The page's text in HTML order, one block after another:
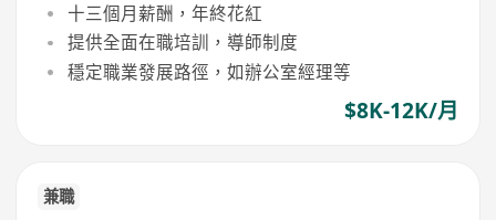
十三個月薪酬，年終花紅
提供全面在職培訓，導師制度
穩定職業發展路徑，如辦公室經理等
$8K-12K/月
兼職